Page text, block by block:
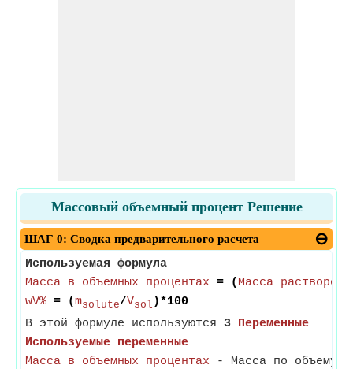
Массовый объемный процент Решение
ШАГ 0: Сводка предварительного расчета
Используемая формула
Масса в объемных процентах = ( Масса
wV% = (msolute/Vsol )*100
В этой формуле используются 3 Переменные
Используемые переменные
Масса в объемных процентах - Масса по объему